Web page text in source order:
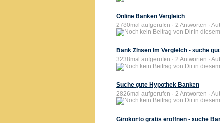
Online Banken Vergleich
2780mal aufgerufen · 2 Antworten ·
Bank Zinsen im Vergleich - suche
3238mal aufgerufen · 2 Antworten ·
Suche gute Hypothek Banken
2826mal aufgerufen · 2 Antworten ·
Girokonto gratis eröffnen - suche